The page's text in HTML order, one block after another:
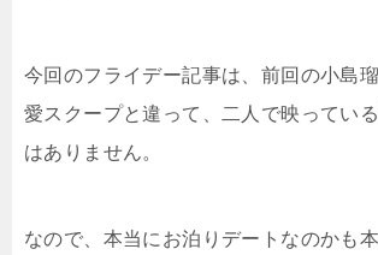
今回のフライデー記事は、前回の小島
愛スクープと違って、二人で映ってい
はありません。
なので、本当にお泊りデートなのかも